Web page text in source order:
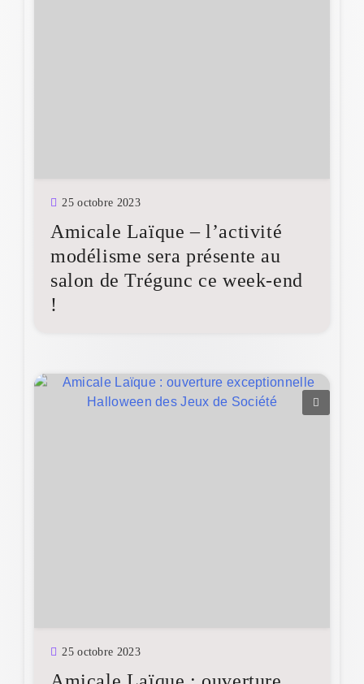
25 octobre 2023
Amicale Laïque – l’activité
modélisme sera présente au
salon de Trégunc ce week-end
!
25 octobre 2023